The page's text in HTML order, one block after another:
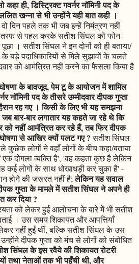
ही, डिस्ट्रिक्ट गवर्नर नॉमिनी पद के
खन्ना से भी उन्होंने यही बात कही ।
पहले तक भी जब इन्हें निमंत्रण नहीं
तरफ से पहल करके सतीश सिंघल को फोन
। सतीश सिंघल ने इन दोनों को ही बताया/
के बड़े पदाधिकारियों से मिले सुझावों के चलते
को आमंत्रित नहीं करने का फैसला किया है
के बावजूद, पेम टू के आयोजन में शामिल
नॉमिनी पद के तीसरे उम्मीदवार दीपक गुप्ता
रह गए । किसी के लिए भी यह समझना
बार-बार लगातार यह कहते जा रहे थे कि
को नहीं आमंत्रित कर रहे हैं, तब फिर दीपक
से आखिर क्यों पलट गए ?सतीश सिंघल
लोगों ने वहाँ लोगों के बीच कहा/बताया
दोगला व्यक्ति है', 'वह कहता कुछ है लेकिन
कई लोगों के साथ धोखाधड़ी कर चुका है' -
होने की जरूरत नहीं है;लेकिन यह सवाल
गुप्ता के मामले में सतीश सिंघल ने अपने ही
कर दिया ?
को लेकर हुई आलोचना के बारे में भी सतीश
। उस समय शिकायत और आपत्तियाँ
लेकर नहीं हुईं थीं, बल्कि सतीश सिंघल के उस
दीपक गुप्ता को मंच से लोगों को संबोधित
सिंघल के इस रवैये की शिकायत रोटरी
तथा नेताओं तक भी पहुँची थी, और